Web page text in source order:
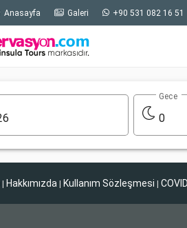
Anasayfa Galeri +90 531 082 16 51
0
Gece
| Hakkımızda | Kullanım Sözleşmesi |